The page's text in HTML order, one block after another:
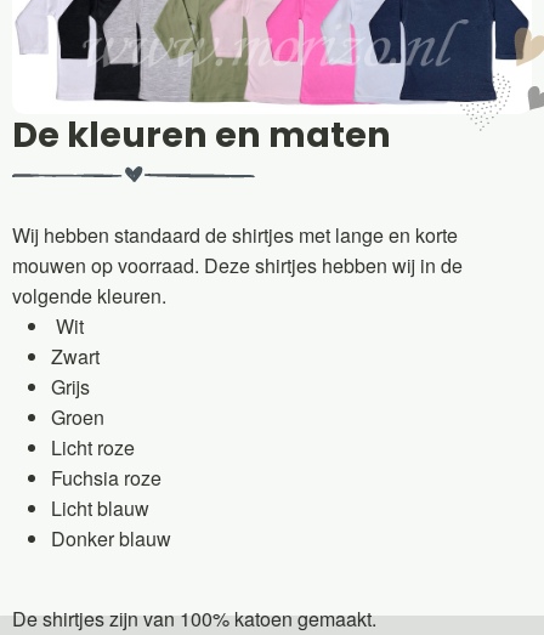
De kleuren en maten
Wij hebben standaard de shirtjes met lange en korte
mouwen op voorraad. Deze shirtjes hebben wij in de
volgende kleuren.
Wit
Zwart
Grijs
Groen
Licht roze
Fuchsia roze
Licht blauw
Donker blauw
De shirtjes zijn van 100% katoen gemaakt.